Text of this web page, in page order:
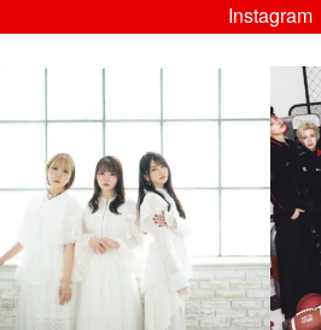
Instagram
...
8月 4
4 0